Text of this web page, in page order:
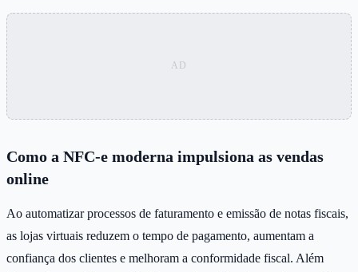
Como a NFC-e moderna impulsiona as vendas
online
Ao automatizar processos de faturamento e emissão de notas fiscais,
as lojas virtuais reduzem o tempo de pagamento, aumentam a
confiança dos clientes e melhoram a conformidade fiscal. Além